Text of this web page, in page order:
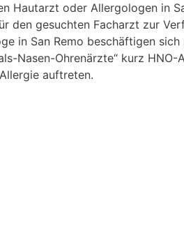
Hautarzt oder Allergologen in
den gesuchten Facharzt zur
in San Remo beschäftigen sich
Nasen-Ohrenärzte“ kurz
auftreten.